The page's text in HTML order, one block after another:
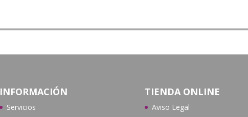
INFORMACIÓN
Servicios
TIENDA ONLINE
Aviso Legal